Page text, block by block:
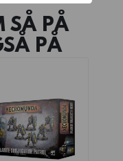
SÅ PÅ
PÅ